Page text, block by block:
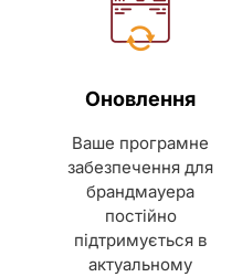
Оновлення
Ваше програмне
забезпечення для
брандмауера
постійно
підтримується в
актуальному